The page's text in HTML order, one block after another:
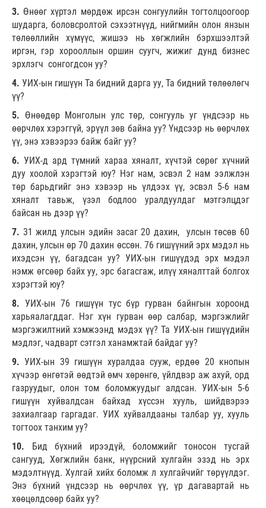
3. Өнөөг хүртэл мөрдөж ирсэн сонгуулийн тогтолцоогоор
шударга, боловсролтой сэхээтнүүд, нийгмийн олон янзын
төлөөллийн хүмүүс, жишээ нь хөгжлийн бэрхшээлтэй
иргэн, гэр хорооллын оршин суугч, жижиг дунд бизнес
эрхлэгч сонгогдсон уу?
4. УИХ-ын гишүүн Та бидний дарга уу, Та бидний төлөөлөгч
үү?
5. Өнөөдөр Монголын улс төр, сонгууль уг үндсээр нь
өөрчлөх хэрэггүй, эрүүл зөв байна уу? Үндсээр нь өөрчлөх
үү, энэ хэвээрээ байж байг уу?
6. УИХ-д ард түмний хараа хяналт, хүчтэй сөрөг хүчний
дуу хоолой хэрэгтэй юу? Нэг нам, эсвэл 2 нам ээлжлэн
төр барьдгийг энэ хэвээр нь үлдээх үү, эсвэл 5-6 нам
хяналт тавьж, үзэл бодлоо уралдуулдаг мэтгэлцдэг
байсан нь дээр үү?
7. 31 жилд улсын эдийн засаг 20 дахин, улсын төсөв 60
дахин, улсын өр 70 дахин өссөн. 76 гишүүний эрх мэдэл нь
ихэдсэн үү, багадсан уу? УИХ-ын гишүүдэд эрх мэдэл
нэмж өгсөөр байх уу, эрс багасгаж, илүү хяналттай болгох
хэрэгтэй юу?
8. УИХ-ын 76 гишүүн тус бүр гурван байнгын хороонд
харьяалагддаг. Нэг хүн гурван өөр салбар, мэргэжлийг
мэргэжилтний хэмжээнд мэдэх үү? Та УИХ-ын гишүүдийн
мэдлэг, чадварт сэтгэл ханамжтай байдаг уу?
9.УИХ-ын 39 гишүүн хуралдаа сууж, ердөө 20 кнопын
хүчээр өнгөтэй өөдтэй өмч хөрөнгө, үйлдвэр аж ахуй, орд
газруудыг, олон том боломжуудыг алдсан. УИХ-ын 5-6
гишүүн хуйвалдсан байхад хүссэн хууль, шийдвэрээ
захиалгаар гаргадаг. УИХ хуйвалдааны талбар уу, хууль
тогтоох танхим уу?
10. Бид бүхний ирээдүй, боломжийг тоносон тусгай
сангууд, Хөгжлийн банк, нүүрсний хулгайн эзэд нь эрх
мэдэлтнүүд. Хулгай хийх боломж л хулгайчийг төрүүлдэг.
Энэ бүхний үндсээр нь өөрчлөх үү, үр дагавартай нь
хөөцөлдсөөр байх уу?